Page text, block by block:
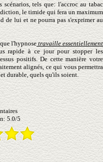
tels que: l'accroc au tabac
le timide qui fera un maximum
de lui et ne pourra pas s'exprimer au
l'hypnosetravaille essentiellement
rapide à ce jour pour stopper les
positifs. De cette manière votre
alignés, ce qui vous permettra
durable, quels qu'ils soient.
5.0/5